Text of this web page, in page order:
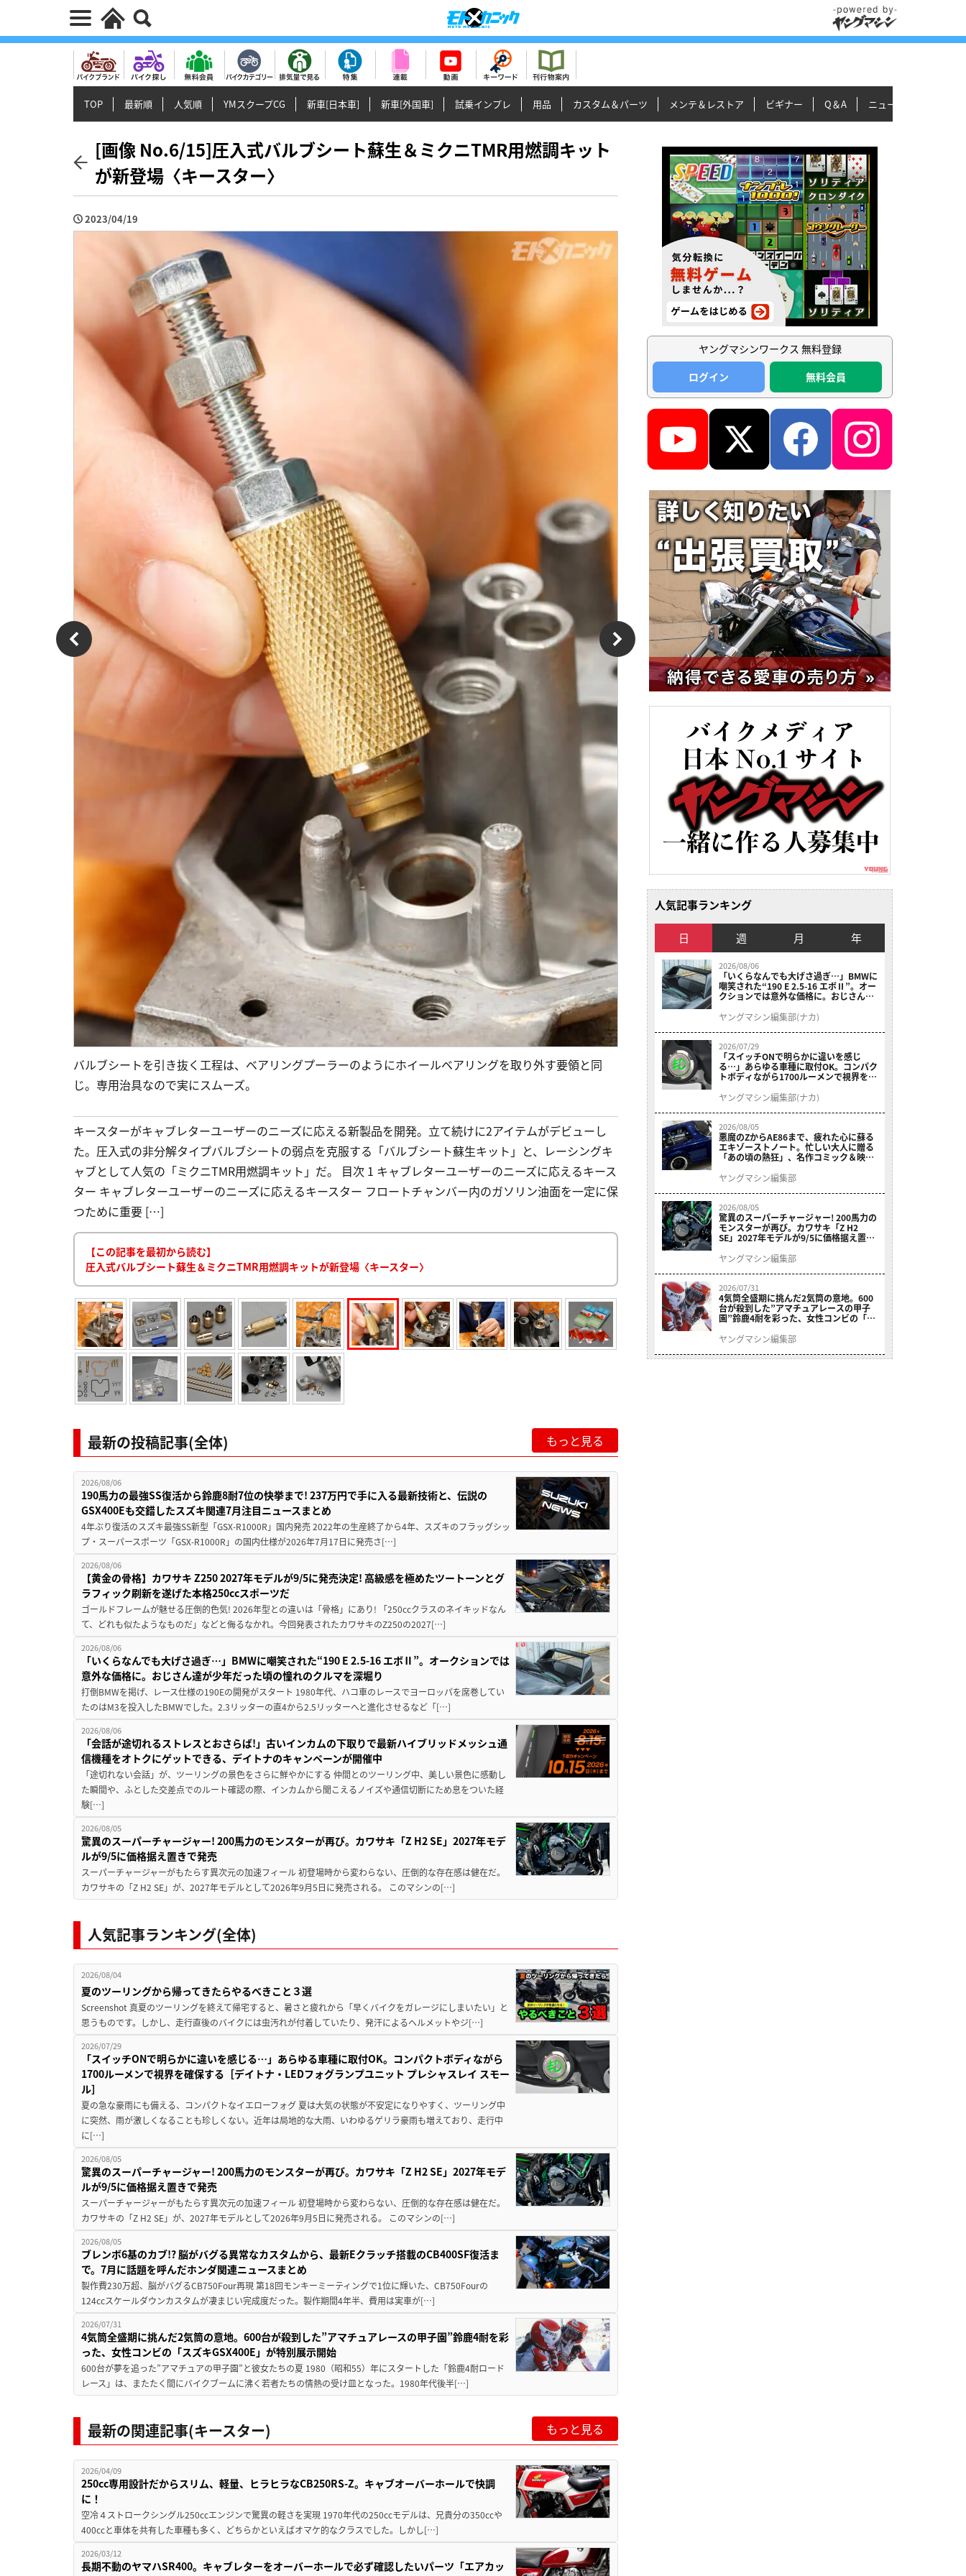
TOP 最新順 人気順 YMスクープCG 新車[日本車] 新車[外国車] 試乗インプレ 用品 カスタム＆パーツ メンテ＆レストア ビギナー Q＆A ニュース＆トピックス
[画像 No.6/15]圧入式バルブシート蘇生＆ミクニTMR用燃調キット
が新登場〈キースター〉
2023/04/19
バルブシートを引き抜く工程は、ベアリングプーラーのようにホイールベアリングを取り外す要領と同
じ。専用治具なので実にスムーズ。
キースターがキャブレターユーザーのニーズに応える新製品を開発。立て続けに2アイテムがデビューし
た。圧入式の非分解タイプバルブシートの弱点を克服する「バルブシート蘇生キット」と、レーシングキ
ャブとして人気の「ミクニTMR用燃調キット」だ。 目次 1 キャブレターユーザーのニーズに応えるキース
ター キャブレターユーザーのニーズに応えるキースター フロートチャンバー内のガソリン油面を一定に保
つために重要 […]
【この記事を最初から読む】
圧入式バルブシート蘇生＆ミクニTMR用燃調キットが新登場〈キースター〉
最新の投稿記事(全体) もっと見る
2026/08/06
190馬力の最強SS復活から鈴鹿8耐7位の快挙まで! 237万円で手に入る最新技術と、伝説の
GSX400Eも交錯したスズキ関連7月注目ニュースまとめ
4年ぶり復活のスズキ最強SS新型「GSX-R1000R」国内発売 2022年の生産終了から4年、スズキのフラッグシッ
プ・スーパースポーツ「GSX-R1000R」の国内仕様が2026年7月17日に発売さ[…]
2026/08/06
【黄金の骨格】カワサキ Z250 2027年モデルが9/5に発売決定! 高級感を極めたツートーンとグ
ラフィック刷新を遂げた本格250ccスポーツだ
ゴールドフレームが魅せる圧倒的色気! 2026年型との違いは「骨格」にあり! 「250ccクラスのネイキッドなん
て、どれも似たようなものだ」などと侮るなかれ。今回発表されたカワサキのZ250の2027[…]
2026/08/06
「いくらなんでも大げさ過ぎ…」BMWに嘲笑された“190 E 2.5-16 エボⅡ”。オークションでは
意外な価格に。おじさん達が少年だった頃の憧れのクルマを深堀り
打倒BMWを掲げ、レース仕様の190Eの開発がスタート 1980年代、ハコ車のレースでヨーロッパを席巻してい
たのはM3を投入したBMWでした。2.3リッターの直4から2.5リッターへと進化させるなど「[…]
2026/08/06
「会話が途切れるストレスとおさらば!」古いインカムの下取りで最新ハイブリッドメッシュ通
信機種をオトクにゲットできる、デイトナのキャンペーンが開催中
「途切れない会話」が、ツーリングの景色をさらに鮮やかにする 仲間とのツーリング中、美しい景色に感動し
た瞬間や、ふとした交差点でのルート確認の際、インカムから聞こえるノイズや通信切断にため息をついた経
験[…]
2026/08/05
驚異のスーパーチャージャー! 200馬力のモンスターが再び。カワサキ「Z H2 SE」2027年モデ
ルが9/5に価格据え置きで発売
スーパーチャージャーがもたらす異次元の加速フィール 初登場時から変わらない、圧倒的な存在感は健在だ。
カワサキの「Z H2 SE」が、2027年モデルとして2026年9月5日に発売される。 このマシンの[…]
人気記事ランキング(全体)
2026/08/04
夏のツーリングから帰ってきたらやるべきこと３選
Screenshot 真夏のツーリングを終えて帰宅すると、暑さと疲れから「早くバイクをガレージにしまいたい」と
思うものです。しかし、走行直後のバイクには虫汚れが付着していたり、発汗によるヘルメットやジ[…]
2026/07/29
「スイッチONで明らかに違いを感じる…」あらゆる車種に取付OK。コンパクトボディながら
1700ルーメンで視界を確保する［デイトナ・LEDフォグランプユニット プレシャスレイ スモー
ル］
夏の急な豪雨にも備える、コンパクトなイエローフォグ 夏は大気の状態が不安定になりやすく、ツーリング中
に突然、雨が激しくなることも珍しくない。近年は局地的な大雨、いわゆるゲリラ豪雨も増えており、走行中
に[…]
2026/08/05
驚異のスーパーチャージャー! 200馬力のモンスターが再び。カワサキ「Z H2 SE」2027年モデ
ルが9/5に価格据え置きで発売
スーパーチャージャーがもたらす異次元の加速フィール 初登場時から変わらない、圧倒的な存在感は健在だ。
カワサキの「Z H2 SE」が、2027年モデルとして2026年9月5日に発売される。 このマシンの[…]
2026/08/05
ブレンボ6基のカブ!? 脳がバグる異常なカスタムから、最新Eクラッチ搭載のCB400SF復活ま
で。7月に話題を呼んだホンダ関連ニュースまとめ
製作費230万超、脳がバグるCB750Four再現 第18回モンキーミーティングで1位に輝いた、CB750Fourの
124ccスケールダウンカスタムが凄まじい完成度だった。製作期間4年半、費用は実車が[…]
2026/07/31
4気筒全盛期に挑んだ2気筒の意地。600台が殺到した”アマチュアレースの甲子園”鈴鹿4耐を彩
った、女性コンビの「スズキGSX400E」が特別展示開始
600台が夢を追った”アマチュアの甲子園”と彼女たちの夏 1980（昭和55）年にスタートした「鈴鹿4耐ロード
レース」は、またたく間にバイクブームに沸く若者たちの情熱の受け皿となった。1980年代後半[…]
最新の関連記事(キースター) もっと見る
2026/04/09
250cc専用設計だからスリム、軽量、ヒラヒラなCB250RS-Z。キャブオーバーホールで快調
に！
空冷４ストロークシングル250ccエンジンで驚異の軽さを実現 1970年代の250ccモデルは、兄貴分の350ccや
400ccと車体を共有した車種も多く、どちらかといえばオマケ的なクラスでした。しかし[…]
2026/03/12
長期不動のヤマハSR400。キャブレターをオーバーホールで必ず確認したいパーツ「エアカッ
ヤングマシンワークス 無料登録
ログイン
無料会員
人気記事ランキング
日 週 月 年
2026/08/06
「いくらなんでも大げさ過ぎ…」BMWに
嘲笑された“190 E 2.5-16 エボⅡ”。オー
クションでは意外な価格に。おじさん達
ヤングマシン編集部(ナカ)
2026/07/29
「スイッチONで明らかに違いを感じ
る…」あらゆる車種に取付OK。コンパク
トボディながら1700ルーメンで視界を確
ニット プレシャスレイ スモール］
ヤングマシン編集部(ナカ)
2026/08/05
悪魔のZからAE86まで、疲れた心に蘇る
エキゾーストノート。忙しい大人に贈る
「あの頃の熱狂」、名作コミック＆映画
結！
ヤングマシン編集部
2026/08/05
驚異のスーパーチャージャー! 200馬力の
モンスターが再び。カワサキ「Z H2
SE」2027年モデルが9/5に価格据え置き
ヤングマシン編集部
2026/07/31
4気筒全盛期に挑んだ2気筒の意地。600
台が殺到した”アマチュアレースの甲子
園”鈴鹿4耐を彩った、女性コンビの「ス
ヤングマシン編集部